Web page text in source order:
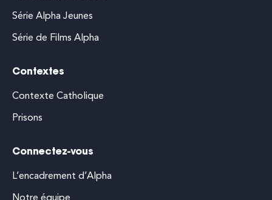
Série Alpha Jeunes
Série de Films Alpha
Contextes
Contexte Catholique
Prisons
Connectez-vous
L’encadrement d’Alpha